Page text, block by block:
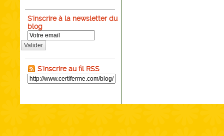
S'inscrire à la newsletter du
blog
Valider
S'inscrire au fil RSS